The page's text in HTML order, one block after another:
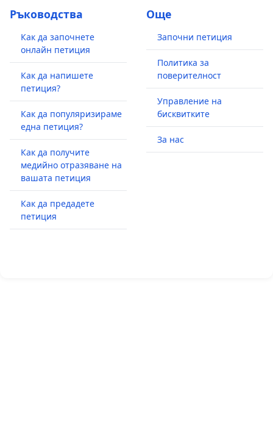
Ръководства
Как да започнете
онлайн петиция
Как да напишете
петиция?
Как да популяризираме
една петиция?
Как да получите
медийно отразяване на
вашата петиция
Как да предадете
петиция
Още
Започни петиция
Политика за
поверителност
Управление на
бисквитките
За нас